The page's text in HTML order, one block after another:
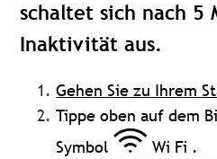
schaltet sich nach 5
Inaktivität aus.
Gehen Sie zu Ihrem
Tippe oben auf dem
Symbol
Wi Fi .